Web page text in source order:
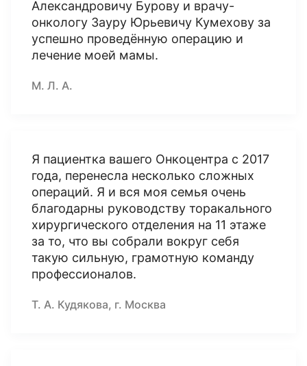
Александровичу Бурову и врачу-
онкологу Зауру Юрьевичу Кумехову за
успешно проведённую операцию и
лечение моей мамы.
М. Л. А.
Я пациентка вашего Онкоцентра с 2017
года, перенесла несколько сложных
операций. Я и вся моя семья очень
благодарны руководству торакального
хирургического отделения на 11 этаже
за то, что вы собрали вокруг себя
такую сильную, грамотную команду
профессионалов.
Т. А. Кудякова, г. Москва